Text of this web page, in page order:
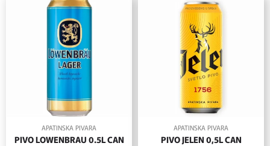
APATINSKA PIVARA
PIVO LOWENBRAU 0.5L CAN
APATINSKA PIVARA
PIVO JELEN 0,5L CAN